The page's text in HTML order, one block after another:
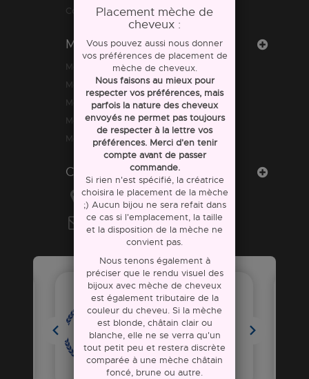
Comment se passe une commande ?
Mon compte
Mes commandes
Mes avoirs
Mes adresses
Mes informations personnelles
Mes bons de réduction
Contactez-nous
Ouistiti &co
E-mail : ouistiti.eco@gmail.com
Placement mèche de
cheveux :
Vous pouvez aussi nous donner
vos préférences de placement de
mèche de cheveux.
Nous faisons au mieux pour
respecter vos préférences, mais
parfois la nature des cheveux
envoyés ne permet pas toujours
de respecter à la lettre vos
préférences. Merci d'en tenir
compte avant de passer
commande.
Si rien n'est spécifié, la créatrice
choisira le placement de la mèche
;) Aucun bijou ne sera refait dans
ce cas si l'emplacement, la taille
et la disposition de la mèche ne
convient pas.
Nous tenons également à
préciser que le rendu visuel des
bijoux avec mèche de cheveux
est également tributaire de la
couleur du cheveu. Si la mèche
est blonde, châtain clair ou
blanche, elle ne se verra qu'un
tout petit peu et restera discrète
comparée à une mèche châtain
foncé, brune ou autre.